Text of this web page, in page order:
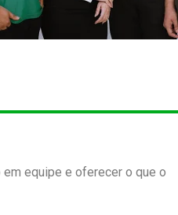
equipe e oferecer o que o